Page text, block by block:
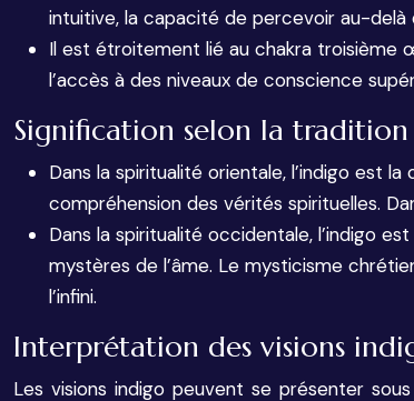
intuitive, la capacité de percevoir au-delà
Il est étroitement lié au chakra troisième
l’accès à des niveaux de conscience
Signification selon la tradition
Dans la spiritualité orientale, l’indigo est
compréhension des vérités spirituelles.
Dans la spiritualité occidentale, l’indigo
mystères de l’âme. Le mysticisme
l’infini.
Interprétation des visions
Les visions indigo peuvent se présenter